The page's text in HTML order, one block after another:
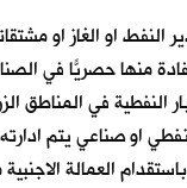
النفط او الغاز او
منها حصريّاً في
النفطية في المناطق
او صناعي يتم
العمالة